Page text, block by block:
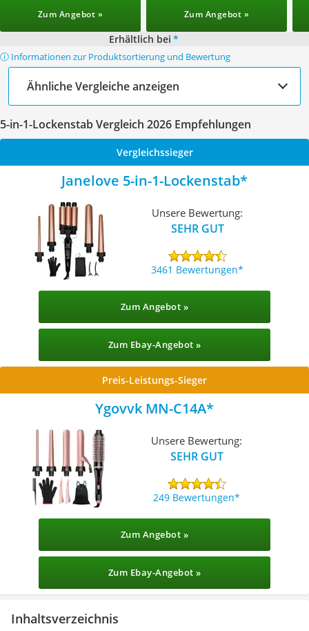
Zum Angebot » Zum Angebot »
Erhältlich bei *
ⓘ Informationen zur Produktsortierung und Bewertung
Ähnliche Vergleiche anzeigen
5-in-1-Lockenstab Vergleich 2026 Empfehlungen
Vergleichssieger
Janelove 5-in-1-Lockenstab
Unsere Bewertung:
SEHR GUT
3461 Bewertungen
Zum Angebot »
Zum Ebay-Angebot »
Preis-Leistungs-Sieger
Ygovvk MN-C14A
Unsere Bewertung:
SEHR GUT
249 Bewertungen
Zum Angebot »
Zum Ebay-Angebot »
Inhaltsverzeichnis